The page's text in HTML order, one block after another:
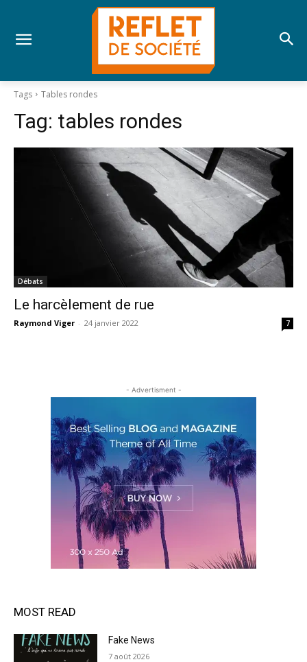
Tags Tables rondes
Tag: tables rondes
Débats
Le harcèlement de rue
Raymond Viger - 24 janvier 2022 7
- Advertisment -
MOST READ
Fake News
7 août 2026